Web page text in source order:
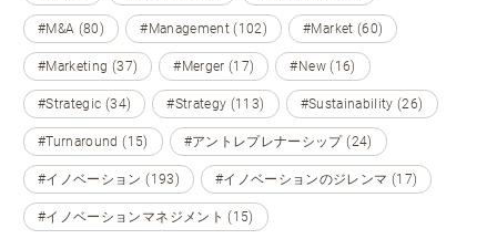
#M&A (80) #Management (102) #Market (60)
#Marketing (37) #Merger (17) #New (16)
#Strategic (34) #Strategy (113) #Sustainability (26)
#Turnaround (15) #アントレプレナーシップ (24)
#イノベーション (193) #イノベーションのジレンマ (17)
#イノベーションマネジメント (15)